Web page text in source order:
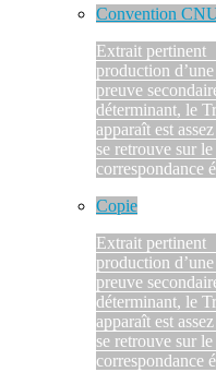
Convention
Extrait pertinent
production
preuve
déterminant, le
apparaît est
se retrouve sur
correspondance
Copie
Extrait pertinent
production
preuve
déterminant, le
apparaît est
se retrouve sur
correspondance